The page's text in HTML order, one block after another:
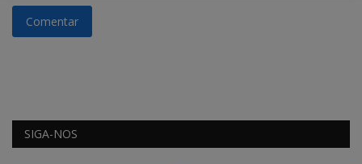
Comentar
SIGA-NOS